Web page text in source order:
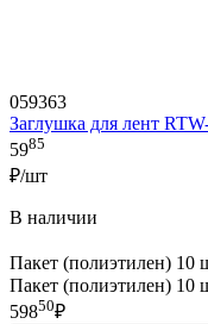
059363
Заглушка для лент
5985
₽/шт
В наличии
Пакет (полиэтилен)
Пакет (полиэтилен) 10
59850₽